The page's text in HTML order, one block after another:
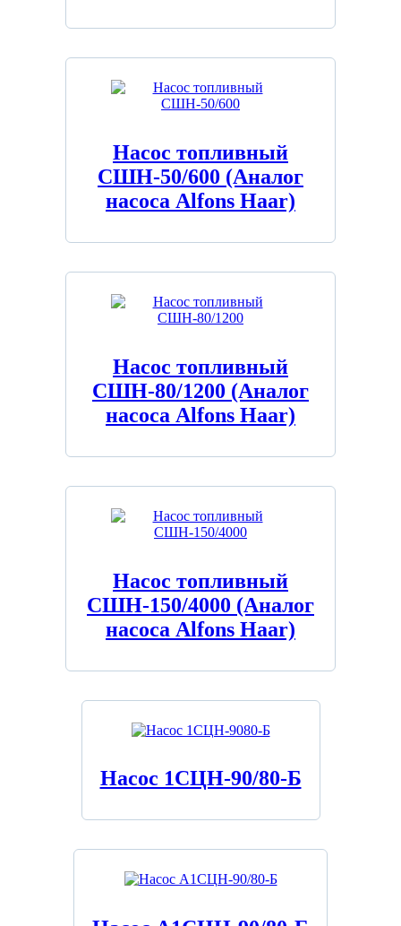
Насос топливный
СШН-50/600 (Аналог
насоса Alfons Haar)
Насос топливный
СШН-80/1200 (Аналог
насоса Alfons Haar)
Насос топливный
СШН-150/4000 (Аналог
насоса Alfons Haar)
Насос 1СЦН-90/80-Б